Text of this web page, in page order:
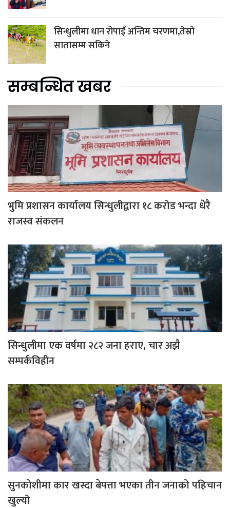
सिन्धुलीमा धान रोपाइँ अन्तिम चरणमा,तेस्रो
सातासम्म सकिने
सम्बन्धित खबर
भुमि प्रशासन कार्यालय सिन्धुलीद्वारा १८ करोड भन्दा धेरै
राजस्व संकलन
सिन्धुलीमा एक वर्षमा २८२ जना हराए, चार अझै
सम्पर्कविहीन
सुनकोशीमा कार खस्दा बेपत्ता भएका तीन जनाको पहिचान
खुल्यो